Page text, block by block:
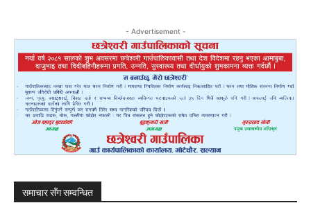
- Advertisement -
समाचार सँग सम्वन्धित